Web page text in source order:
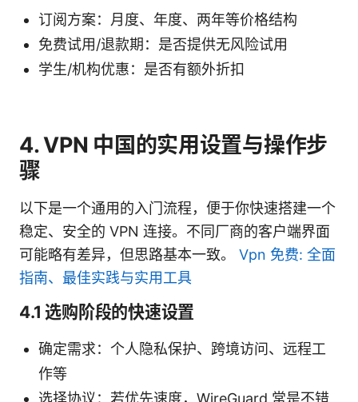
订阅方案：月度、年度、两年等价格结构
免费试用/退款期：是否提供无风险试用
学生/机构优惠：是否有额外折扣
4. VPN 中国的实用设置与操作步
骤
以下是一个通用的入门流程，便于你快速搭建一个
稳定、安全的 VPN 连接。不同厂商的客户端界面
可能略有差异，但思路基本一致。 Vpn 免费: 全面
指南、最佳实践与实用工具
4.1 选购阶段的快速设置
确定需求：个人隐私保护、跨境访问、远程工
作等
选择协议：若优先速度，WireGuard 常是不错